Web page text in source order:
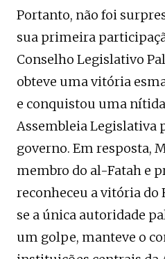
Portanto, não foi
sua primeira
Conselho Legislativo
obteve uma vitória
e conquistou uma
Assembleia Legislativa
governo. Em resposta,
membro do al-Fatah e
reconheceu a vitória do
se a única autoridade
um golpe, manteve o